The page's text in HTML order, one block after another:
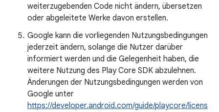
weiterzugebenden Code nicht ändern, übersetzen
oder abgeleitete Werke davon erstellen.
Google kann die vorliegenden Nutzungsbedingungen
jederzeit ändern, solange die Nutzer darüber
informiert werden und die Gelegenheit haben, die
weitere Nutzung des Play Core SDK abzulehnen.
Änderungen der Nutzungsbedingungen werden von
Google unter
https://developer.android.com/guide/playcore/licens